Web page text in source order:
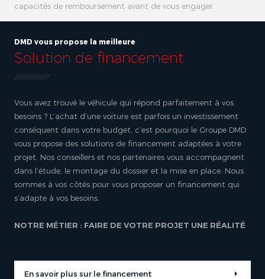
DMD vous propose la meilleure
Solution de financement
Vous avez trouvé le véhicule qui répond parfaitement à vos
besoins ? L’achat d’une voiture est parfois un investissement
conséquent dans votre budget, c’est pourquoi le Groupe DMD
vous propose des solutions de financement adaptées à votre
projet. Nos conseillers et nos partenaires vous accompagnent
dans l’étude, le montage du dossier et la mise en place. Nous
sommes à vos côtés pour vous proposer un financement qui
s’adapte à vos besoins.
NOTRE MÉTIER : FAIRE DE VOTRE PROJET UNE RÉALITÉ
En savoir plus sur le financement
capacités de remboursement avant de vous engager.